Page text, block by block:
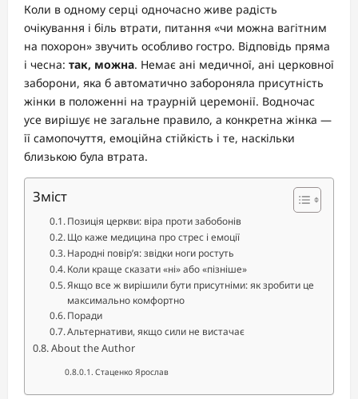
Коли в одному серці одночасно живе радість
очікування і біль втрати, питання «чи можна вагітним
на похорон» звучить особливо гостро. Відповідь пряма
і чесна: так, можна. Немає ані медичної, ані церковної
заборони, яка б автоматично забороняла присутність
жінки в положенні на траурній церемонії. Водночас
усе вирішує не загальне правило, а конкретна жінка —
її самопочуття, емоційна стійкість і те, наскільки
близькою була втрата.
Зміст
Позиція церкви: віра проти забобонів
Що каже медицина про стрес і емоції
Народні повір’я: звідки ноги ростуть
Коли краще сказати «ні» або «пізніше»
Якщо все ж вирішили бути присутніми: як зробити це
максимально комфортно
Поради
Альтернативи, якщо сили не вистачає
About the Author
Стаценко Ярослав